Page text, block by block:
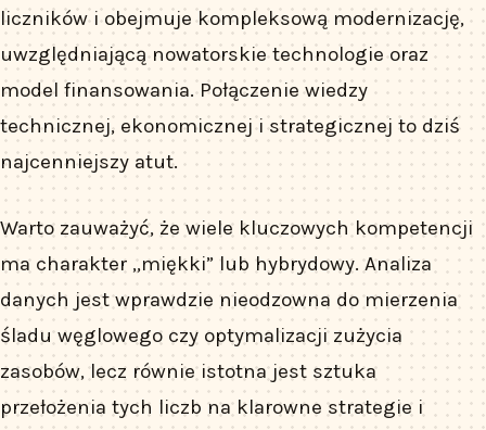
liczników i obejmuje kompleksową modernizację,
uwzględniającą nowatorskie technologie oraz
model finansowania. Połączenie wiedzy
technicznej, ekonomicznej i strategicznej to dziś
najcenniejszy atut.
Warto zauważyć, że wiele kluczowych kompetencji
ma charakter „miękki” lub hybrydowy. Analiza
danych jest wprawdzie nieodzowna do mierzenia
śladu węglowego czy optymalizacji zużycia
zasobów, lecz równie istotna jest sztuka
przełożenia tych liczb na klarowne strategie i